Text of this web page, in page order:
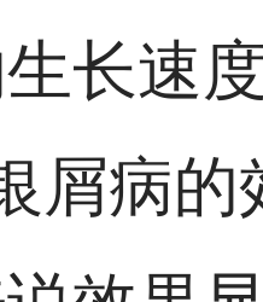
长速
屑病的